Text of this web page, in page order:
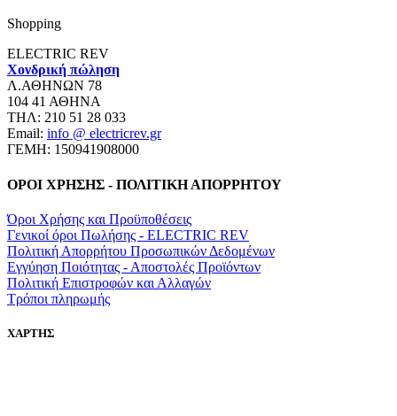
Shopping
ELECTRIC REV
Χονδρική πώληση
Λ.ΑΘΗΝΩΝ 78
104 41 ΑΘΗΝΑ
ΤΗΛ: 210 51 28 033
Email: info @ electricrev.gr
ΓΕΜΗ: 150941908000
ΟΡΟΙ ΧΡΗΣΗΣ - ΠΟΛΙΤΙΚΗ ΑΠΟΡΡΗΤΟΥ
Όροι Χρήσης και Προϋποθέσεις
Γενικοί όροι Πωλήσης - ELECTRIC REV
Πολιτική Απορρήτου Προσωπικών Δεδομένων
Εγγύηση Ποιότητας - Αποστολές Προϊόντων
Πολιτική Επιστροφών και Αλλαγών
Τρόποι πληρωμής
ΧΑΡΤΗΣ